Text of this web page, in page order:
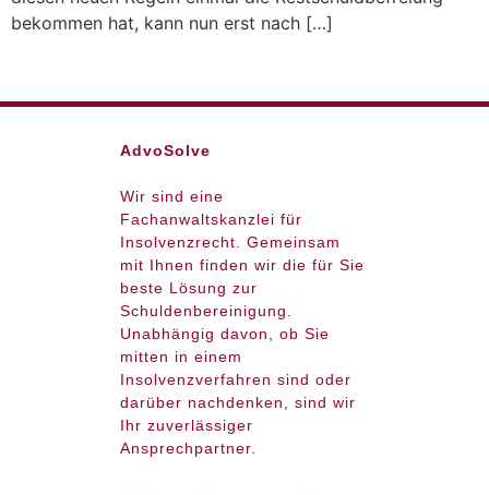
bekommen hat, kann nun erst nach […]
AdvoSolve
Wir sind eine
Fachanwaltskanzlei für
Insolvenzrecht. Gemeinsam
mit Ihnen finden wir die für Sie
beste Lösung zur
Schuldenbereinigung.
Unabhängig davon, ob Sie
mitten in einem
Insolvenzverfahren sind oder
darüber nachdenken, sind wir
Ihr zuverlässiger
Ansprechpartner.